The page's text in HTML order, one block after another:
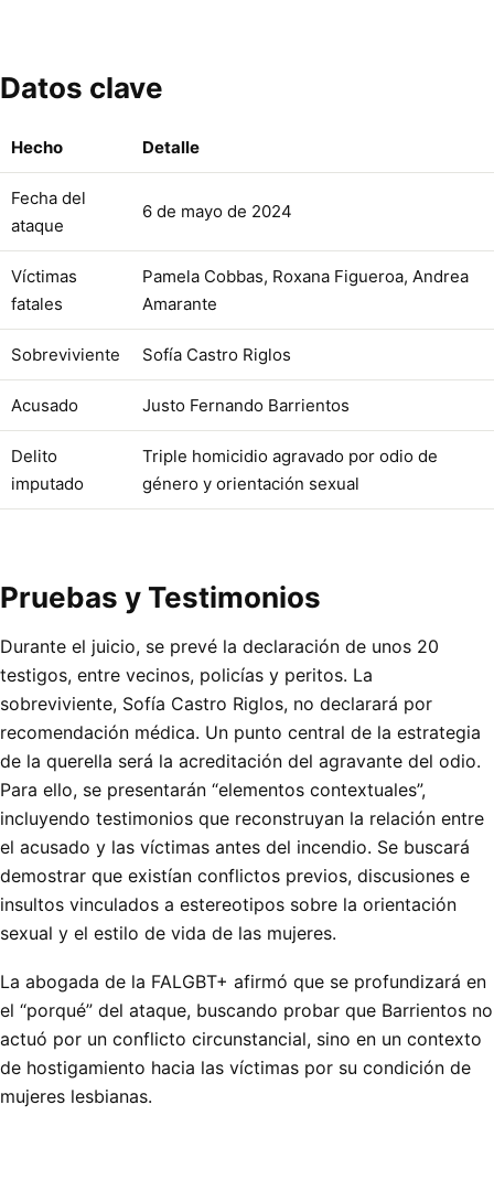
Datos clave
Hecho Detalle
Fecha del
ataque
6 de mayo de 2024
Víctimas
fatales
Pamela Cobbas, Roxana Figueroa, Andrea
Amarante
Sobreviviente Sofía Castro Riglos
Acusado Justo Fernando Barrientos
Delito
imputado
Triple homicidio agravado por odio de
género y orientación sexual
Pruebas y Testimonios
Durante el juicio, se prevé la declaración de unos 20
testigos, entre vecinos, policías y peritos. La
sobreviviente, Sofía Castro Riglos, no declarará por
recomendación médica. Un punto central de la estrategia
de la querella será la acreditación del agravante del odio.
Para ello, se presentarán “elementos contextuales”,
incluyendo testimonios que reconstruyan la relación entre
el acusado y las víctimas antes del incendio. Se buscará
demostrar que existían conflictos previos, discusiones e
insultos vinculados a estereotipos sobre la orientación
sexual y el estilo de vida de las mujeres.
La abogada de la FALGBT+ afirmó que se profundizará en
el “porqué” del ataque, buscando probar que Barrientos no
actuó por un conflicto circunstancial, sino en un contexto
de hostigamiento hacia las víctimas por su condición de
mujeres lesbianas.